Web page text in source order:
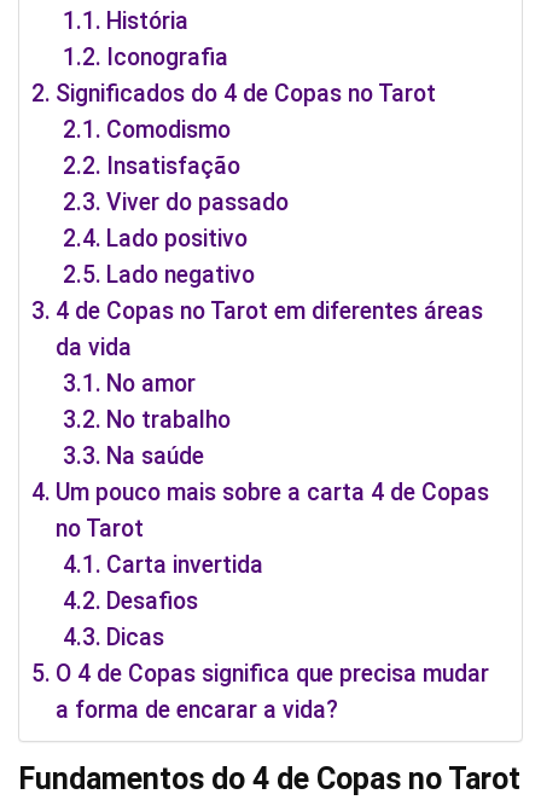
História
Iconografia
Significados do 4 de Copas no Tarot
Comodismo
Insatisfação
Viver do passado
Lado positivo
Lado negativo
4 de Copas no Tarot em diferentes áreas
da vida
No amor
No trabalho
Na saúde
Um pouco mais sobre a carta 4 de Copas
no Tarot
Carta invertida
Desafios
Dicas
O 4 de Copas significa que precisa mudar
a forma de encarar a vida?
Fundamentos do 4 de Copas no Tarot